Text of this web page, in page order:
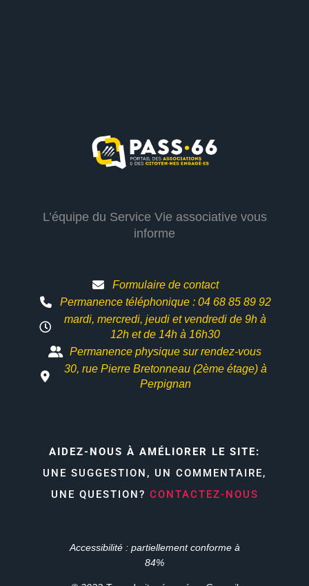
L’équipe du Service Vie associative vous
informe
Formulaire de contact
Permanence téléphonique : 04 68 85 89 92
mardi, mercredi, jeudi et vendredi de 9h à
12h etde 14h à 16h30
Permanence physique sur rendez-vous
30, rue Pierre Bretonneau (2ème étage) à
Perpignan
AIDEZ-NOUS À AMÉLIORER LE SITE:
UNE SUGGESTION, UN COMMENTAIRE,
UNE QUESTION? CONTACTEZ-NOUS
Accessibilité : partiellement conforme à
84%